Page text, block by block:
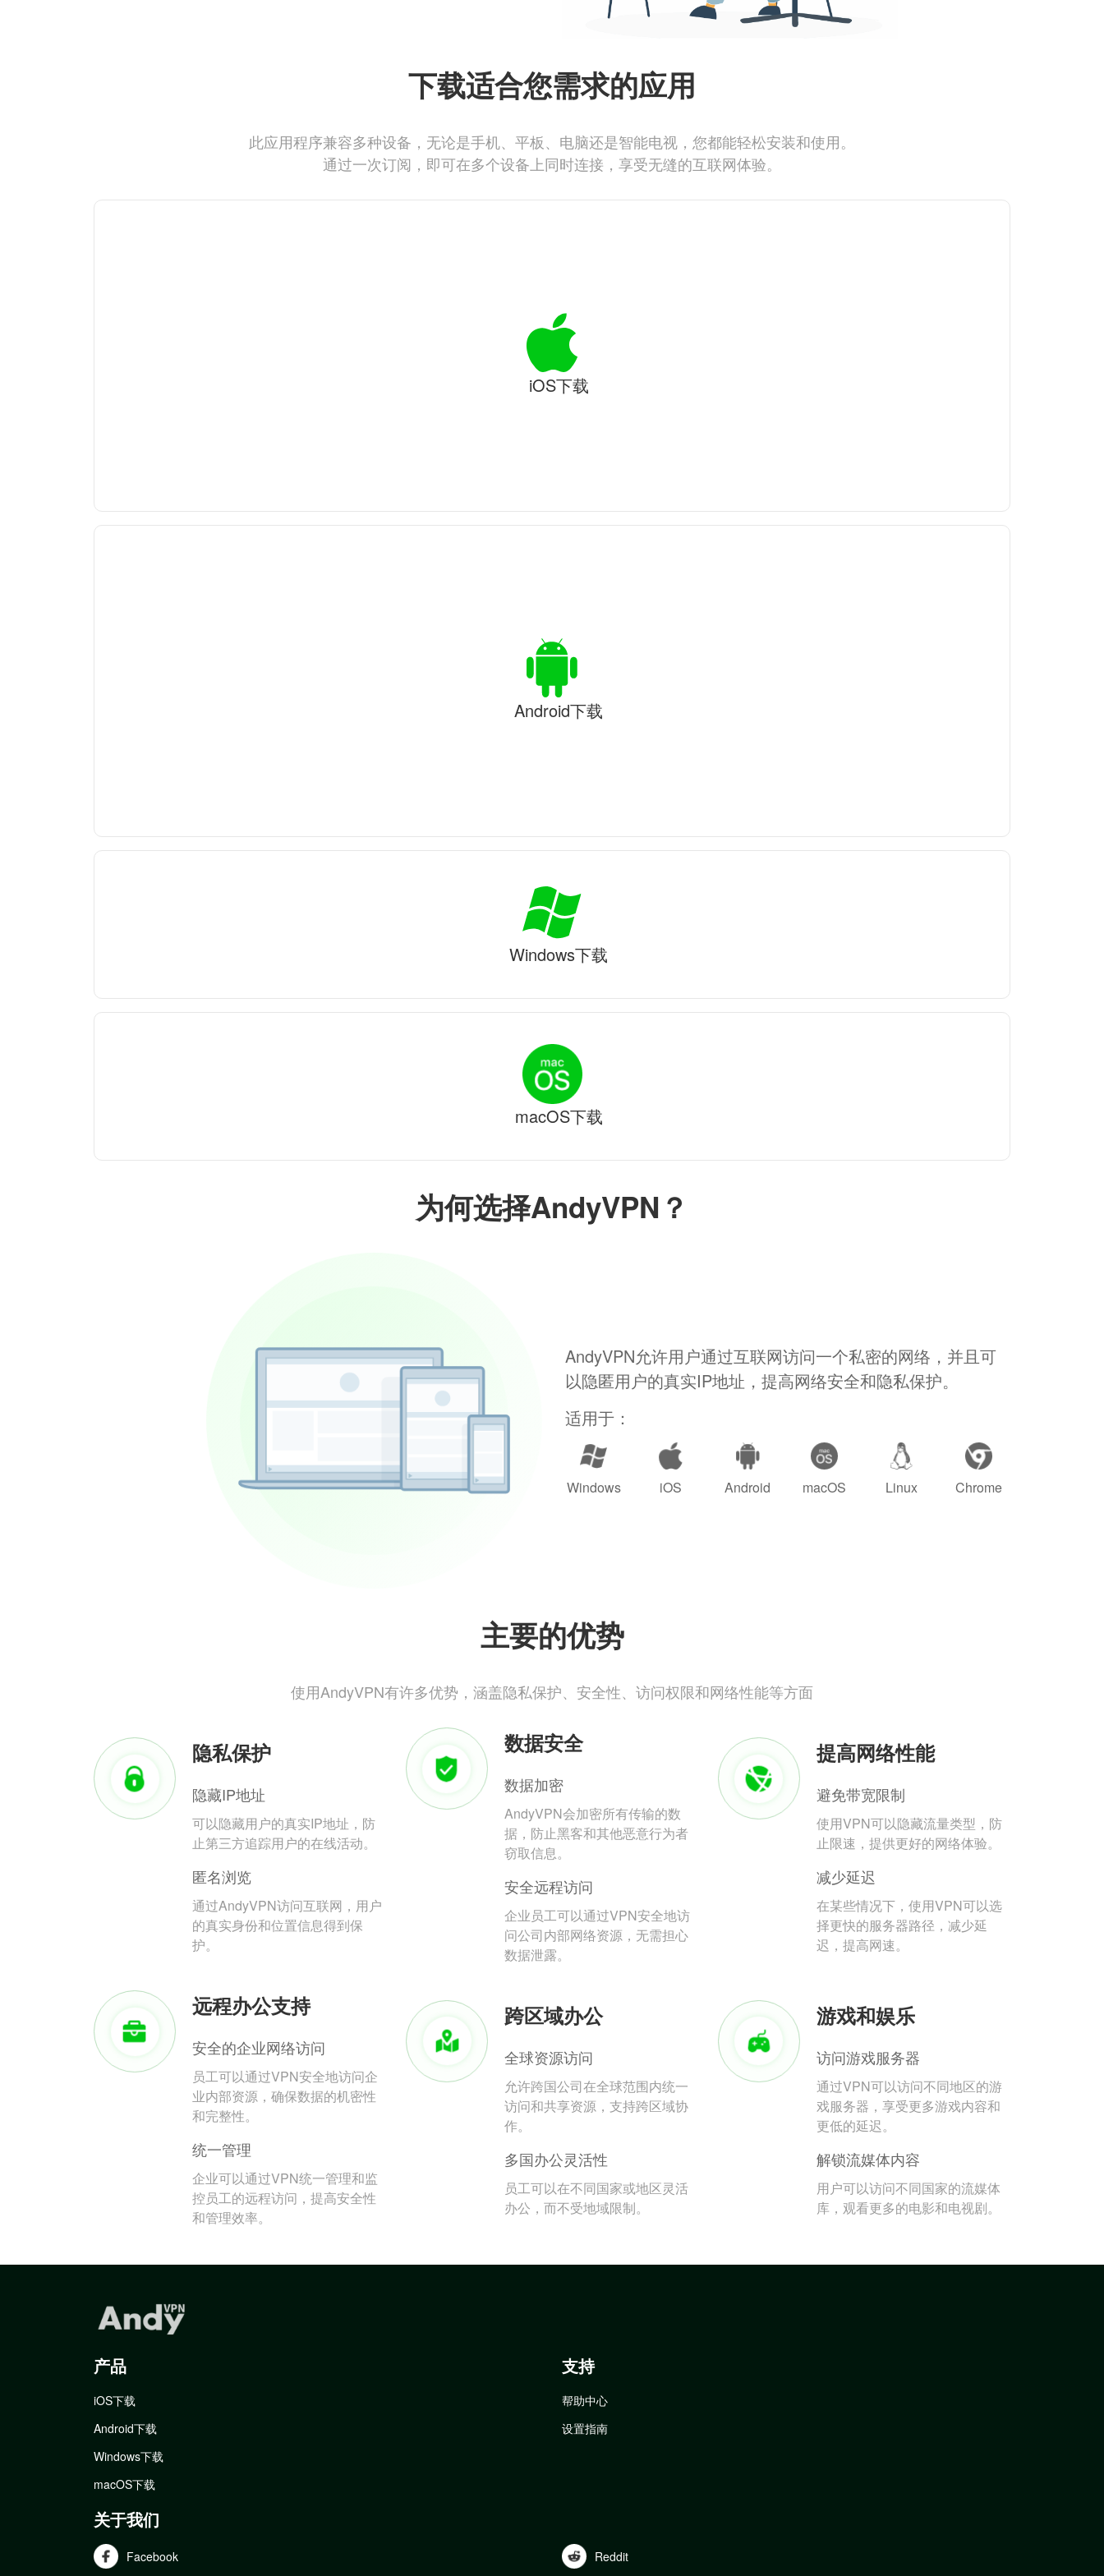
为何选择AndyVPN？
AndyVPN允许用户通过互联网访问一个私密的网络，并且可
以隐匿用户的真实IP地址，提高网络安全和隐私保护。
适用于：
Windows iOS Android macOS Linux Chrome
主要的优势
使用AndyVPN有许多优势，涵盖隐私保护、安全性、访问权限和网络性能等方面
隐私保护
隐藏IP地址
可以隐藏用户的真实IP地址，防
止第三方追踪用户的在线活动。
匿名浏览
通过AndyVPN访问互联网，用户
的真实身份和位置信息得到保
护。
数据安全
数据加密
AndyVPN会加密所有传输的数
据，防止黑客和其他恶意行为者
窃取信息。
安全远程访问
企业员工可以通过VPN安全地访
问公司内部网络资源，无需担心
数据泄露。
提高网络性能
避免带宽限制
使用VPN可以隐藏流量类型，防
止限速，提供更好的网络体验。
减少延迟
在某些情况下，使用VPN可以选
择更快的服务器路径，减少延
迟，提高网速。
远程办公支持
安全的企业网络访问
员工可以通过VPN安全地访问企
业内部资源，确保数据的机密性
和完整性。
统一管理
企业可以通过VPN统一管理和监
控员工的远程访问，提高安全性
和管理效率。
跨区域办公
全球资源访问
允许跨国公司在全球范围内统一
访问和共享资源，支持跨区域协
作。
多国办公灵活性
员工可以在不同国家或地区灵活
办公，而不受地域限制。
游戏和娱乐
访问游戏服务器
通过VPN可以访问不同地区的游
戏服务器，享受更多游戏内容和
更低的延迟。
解锁流媒体内容
用户可以访问不同国家的流媒体
库，观看更多的电影和电视剧。
下载适合您需求的应用
此应用程序兼容多种设备，无论是手机、平板、电脑还是智能电视，您都能轻松安装和使用。
通过一次订阅，即可在多个设备上同时连接，享受无缝的互联网体验。
iOS下载
Android下载
Windows下载
macOS下载
产品
iOS下载
Android下载
Windows下载
macOS下载
支持
帮助中心
设置指南
关于我们
Facebook Reddit